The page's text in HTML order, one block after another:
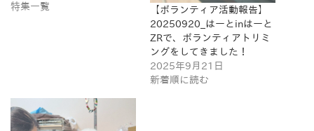
特集一覧
【ボランティア活動報告】
20250920_はーとinはーと
ZRで、ボランティアトリミ
ングをしてきました！
2025年9月21日
新着順に読む